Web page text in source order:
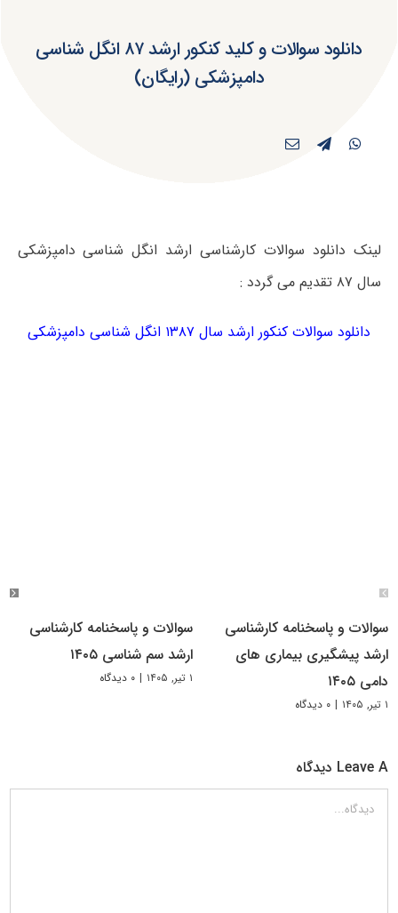
دانلود سوالات و کلید کنکور ارشد ۸۷ انگل شناسی
دامپزشکی (رایگان)
لینک دانلود سوالات کارشناسی ارشد انگل شناسی دامپزشکی
سال ۸۷ تقدیم می گردد :
دانلود سوالات کنکور ارشد سال ۱۳۸۷ انگل شناسی دامپزشکی
سوالات و پاسخنامه کارشناسی
ارشد پیشگیری بیماری های
دامی ۱۴۰۵
۱ تیر, ۱۴۰۵ | ۰ دیدگاه
سوالات و پاسخنامه کارشناسی
ارشد سم شناسی ۱۴۰۵
۱ تیر, ۱۴۰۵ | ۰ دیدگاه
Leave A دیدگاه
دیدگاه